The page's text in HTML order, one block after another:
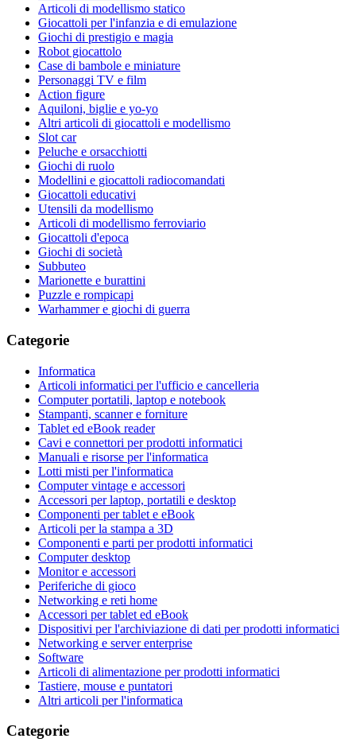
Articoli di modellismo statico
Giocattoli per l'infanzia e di emulazione
Giochi di prestigio e magia
Robot giocattolo
Case di bambole e miniature
Personaggi TV e film
Action figure
Aquiloni, biglie e yo-yo
Altri articoli di giocattoli e modellismo
Slot car
Peluche e orsacchiotti
Giochi di ruolo
Modellini e giocattoli radiocomandati
Giocattoli educativi
Utensili da modellismo
Articoli di modellismo ferroviario
Giocattoli d'epoca
Giochi di società
Subbuteo
Marionette e burattini
Puzzle e rompicapi
Warhammer e giochi di guerra
Categorie
Informatica
Articoli informatici per l'ufficio e cancelleria
Computer portatili, laptop e notebook
Stampanti, scanner e forniture
Tablet ed eBook reader
Cavi e connettori per prodotti informatici
Manuali e risorse per l'informatica
Lotti misti per l'informatica
Computer vintage e accessori
Accessori per laptop, portatili e desktop
Componenti per tablet e eBook
Articoli per la stampa a 3D
Componenti e parti per prodotti informatici
Computer desktop
Monitor e accessori
Periferiche di gioco
Networking e reti home
Accessori per tablet ed eBook
Dispositivi per l'archiviazione di dati per prodotti informatici
Networking e server enterprise
Software
Articoli di alimentazione per prodotti informatici
Tastiere, mouse e puntatori
Altri articoli per l'informatica
Categorie